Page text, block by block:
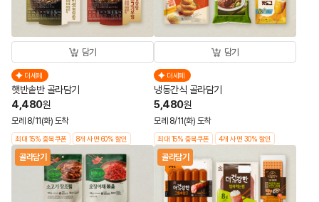
담기
더세페
햇반솥반 골라담기
4,480원
모레 8/11(화) 도착
최대 15% 중복쿠폰 8개 사면 60% 할인
담기
더세페
냉동간식 골라담기
5,480원
모레 8/11(화) 도착
최대 15% 중복쿠폰 4개 사면 30% 할인
골라담기 골라담기